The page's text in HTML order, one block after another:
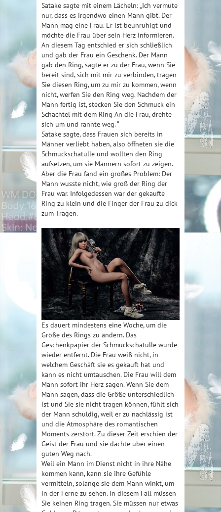
Satake sagte mit einem Lächeln: „Ich vermute
nur, dass es irgendwo einen Mann gibt. Der
Mann mag eine Frau. Er ist beunruhigt und
möchte die Frau über sein Herz informieren.
An diesem Tag entschied er sich schließlich
und gab der Frau ein Geschenk. Der Mann
gab den Ring, sagte er zu der Frau, wenn Sie
bereit sind, sich mit mir zu verbinden, tragen
Sie diesen Ring, um zu mir zu kommen, wenn
nicht, werfen Sie den Ring weg. Nachdem der
Mann fertig ist, stecken Sie den Schmuck ein
Schachtel mit dem Ring An die Frau, drehte
sich um und rannte weg. “
Satake sagte, dass Frauen sich bereits in
Männer verliebt haben, also öffneten sie die
Schmuckschatulle und wollten den Ring
aufsetzen, um sie Männern sofort zu zeigen.
Aber die Frau fand ein großes Problem: Der
Mann wusste nicht, wie groß der Ring der
Frau war. Infolgedessen war der gekaufte
Ring zu klein und die Finger der Frau zu dick
zum Tragen.
Es dauert mindestens eine Woche, um die
Größe des Rings zu ändern. Das
Geschenkpapier der Schmuckschatulle wurde
wieder entfernt. Die Frau weiß nicht, in
welchem ​​Geschäft sie es gekauft hat und
kann es nicht umtauschen. Die Frau will dem
Mann sofort ihr Herz sagen. Wenn Sie dem
Mann sagen, dass die Größe unterschiedlich
ist und Sie sie nicht tragen können, fühlt sich
der Mann schuldig, weil er zu nachlässig ist
und die Atmosphäre des romantischen
Moments zerstört. Zu dieser Zeit erschien der
Geist der Frau und sie dachte über einen
guten Weg nach.
Weil ein Mann im Dienst nicht in ihre Nähe
kommen kann, kann sie ihre Gefühle
vermitteln, solange sie dem Mann winkt, um
in der Ferne zu sehen. In diesem Fall müssen
Sie keinen Ring tragen. Sie müssen nur etwas